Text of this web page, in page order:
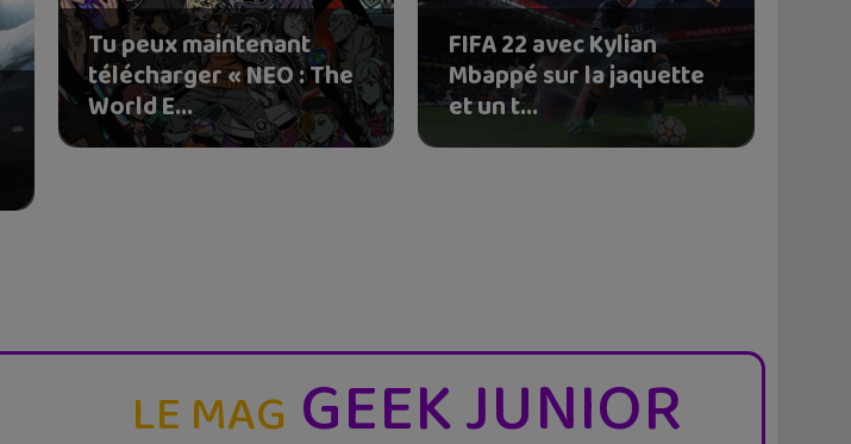
Tu peux maintenant
télécharger « NEO : The
World E...
FIFA 22 avec Kylian
Mbappé sur la jaquette
et un t...
LE MAG GEEK JUNIOR